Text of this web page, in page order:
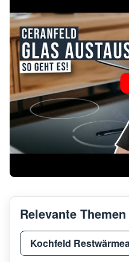
Relevante Themen
Kochfeld